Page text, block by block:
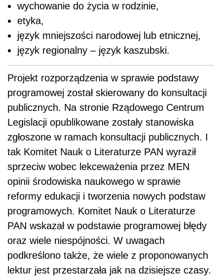
wychowanie do życia w rodzinie,
etyka,
język mniejszości narodowej lub etnicznej,
język regionalny – język kaszubski.
Projekt rozporządzenia w sprawie podstawy
programowej został skierowany do konsultacji
publicznych. Na stronie Rządowego Centrum
Legislacji opublikowane zostały stanowiska
zgłoszone w ramach konsultacji publicznych. I
tak Komitet Nauk o Literaturze PAN wyraził
sprzeciw wobec lekceważenia przez MEN
opinii środowiska naukowego w sprawie
reformy edukacji i tworzenia nowych podstaw
programowych. Komitet Nauk o Literaturze
PAN wskazał w podstawie programowej błędy
oraz wiele niespójności. W uwagach
podkreślono także, że wiele z proponowanych
lektur jest przestarzała jak na dzisiejsze czasy.